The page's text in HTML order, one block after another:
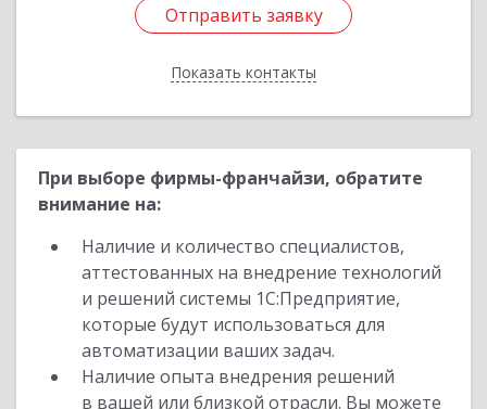
Отправить заявку
Показать контакты
Отправить заявку
Назад
При выборе фирмы-франчайзи, обратите
внимание на:
Наличие и количество специалистов,
аттестованных на внедрение технологий
и решений системы 1С:Предприятие,
которые будут использоваться для
автоматизации ваших задач.
Наличие опыта внедрения решений
в вашей или близкой отрасли. Вы можете